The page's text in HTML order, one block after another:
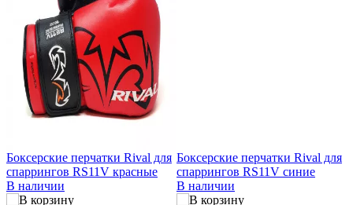
Боксерские перчатки Rival для
спаррингов RS11V красные
В наличии
Боксерские перчатки Rival для
спаррингов RS11V синие
В наличии